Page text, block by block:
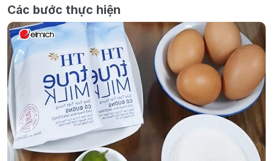
Các bước thực hiện